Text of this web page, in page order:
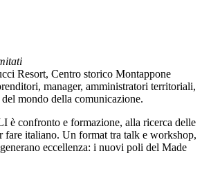
Resort, Centro storico Montappone
manager, amministratori territoriali,
mondo della comunicazione.
è confronto e formazione, alla ricerca delle
fare italiano. Un format tra talk e workshop,
eccellenza: i nuovi poli del Made